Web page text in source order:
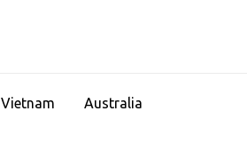
Vietnam Australia